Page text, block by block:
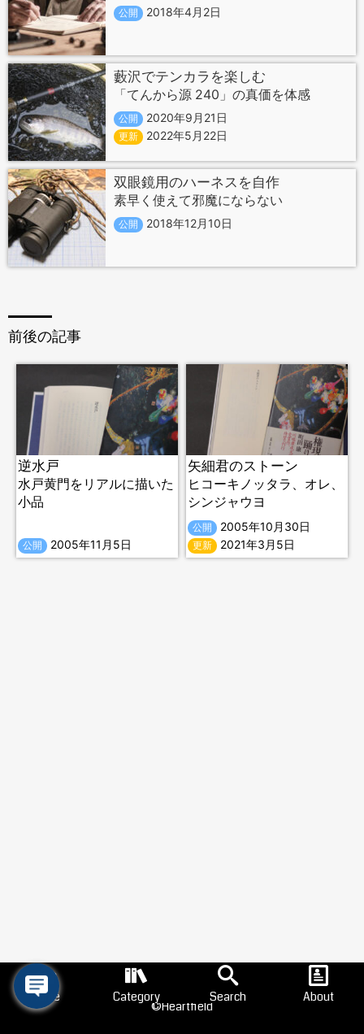
公開 2018年4月2日
藪沢でテンカラを楽しむ
「てんから源 240」の真価を体感
公開 2020年9月21日
更新 2022年5月22日
双眼鏡用のハーネスを自作
素早く使えて邪魔にならない
公開 2018年12月10日
前後の記事
逆水戸
水戸黄門をリアルに描いた
小品
公開 2005年11月5日
矢細君のストーン
ヒコーキノッタラ、オレ、
シンジャウヨ
公開 2005年10月30日
更新 2021年3月5日
Home Category Search About
©Heartfield